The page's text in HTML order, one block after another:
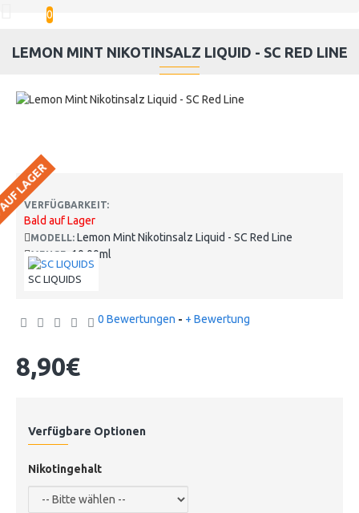
0
LEMON MINT NIKOTINSALZ LIQUID - SC RED LINE
LAGER
VERFÜGBARKEIT:
Bald auf Lager
MODELL: Lemon Mint Nikotinsalz Liquid - SC Red Line
MENGE: 10.00ml
SC LIQUIDS
0 Bewertungen - + Bewertung
8,90€
Verfügbare Optionen
Nikotingehalt